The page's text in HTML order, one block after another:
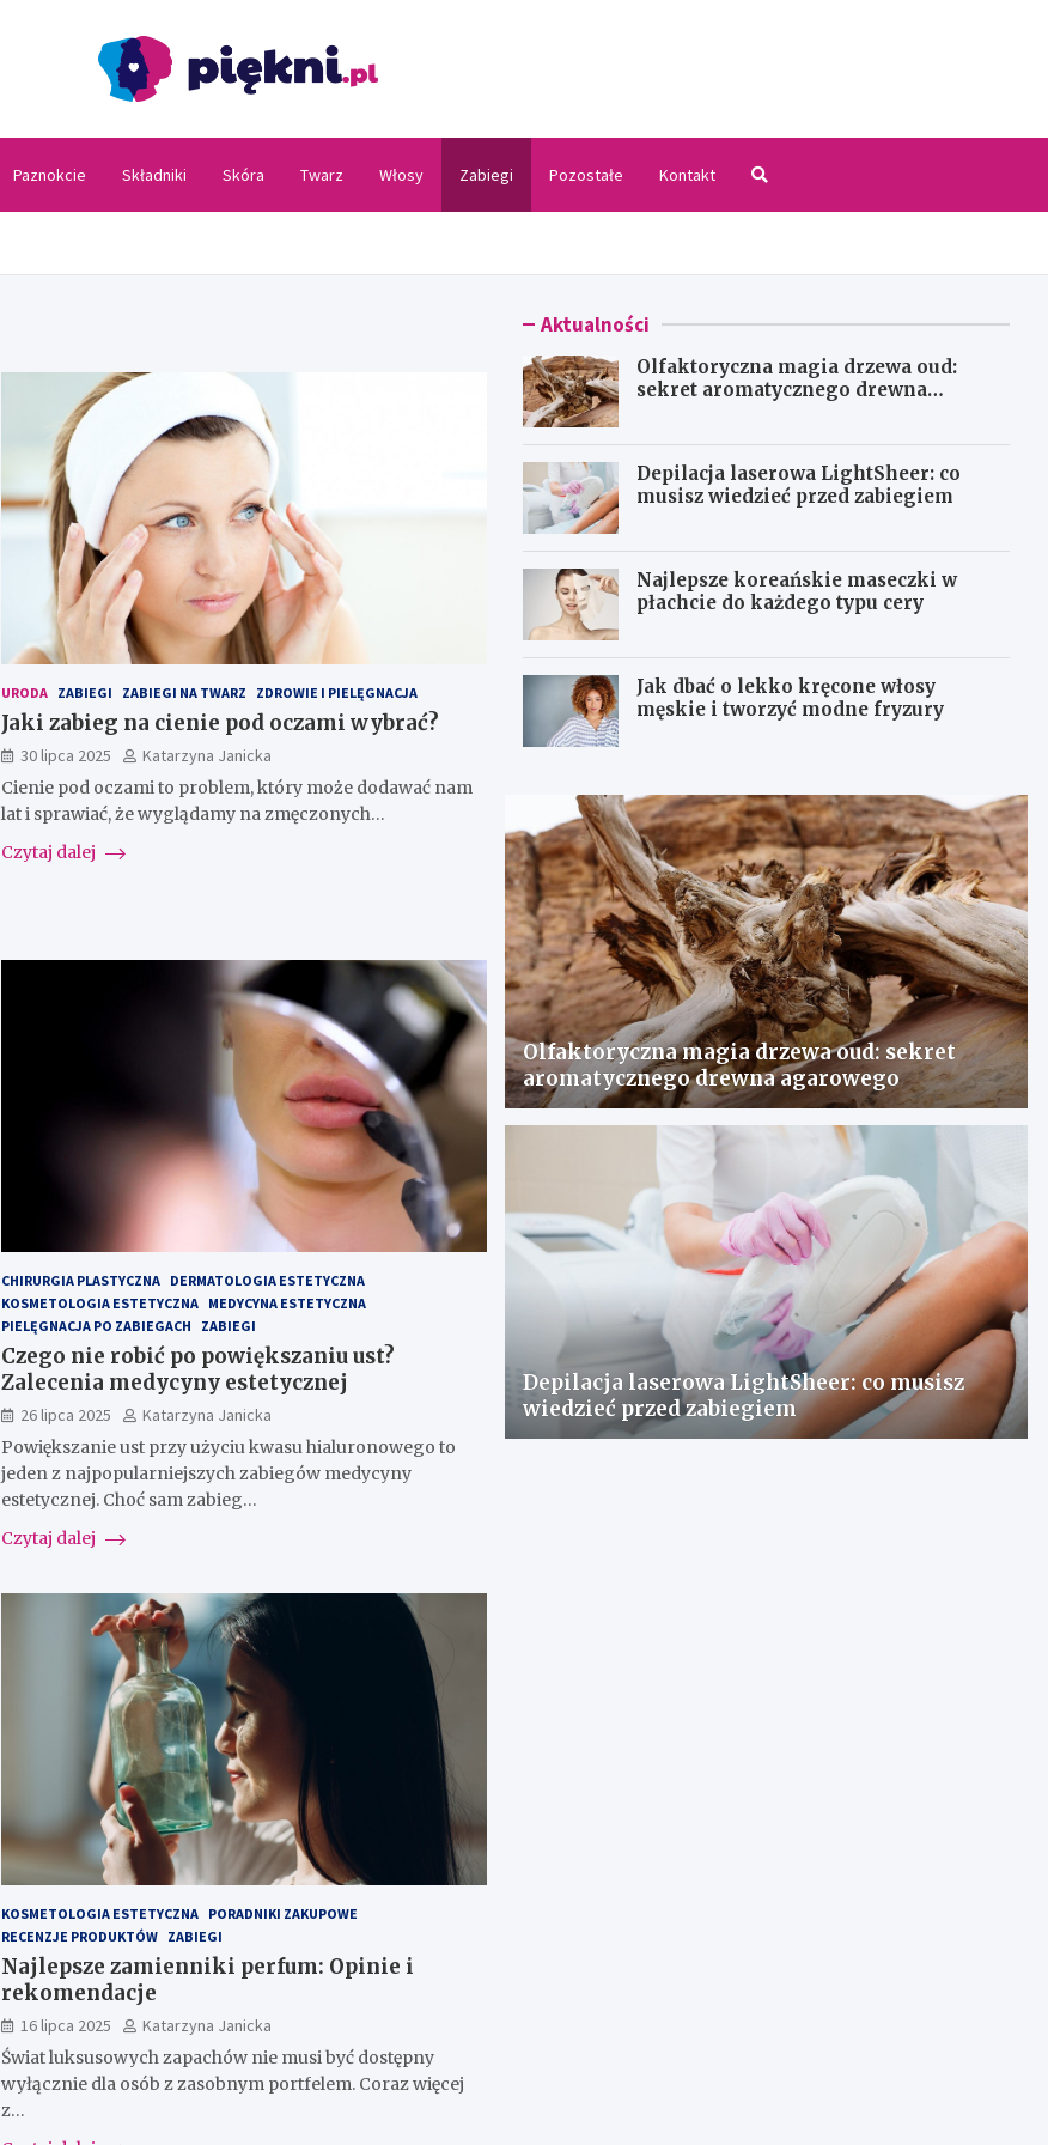
Paznokcie Składniki Skóra Twarz Włosy Zabiegi Pozostałe Kontakt
URODA ZABIEGI ZABIEGI NA TWARZ ZDROWIE I PIELĘGNACJA
Jaki zabieg na cienie pod oczami wybrać?
30 lipca 2025
Katarzyna Janicka
Cienie pod oczami to problem, który może dodawać nam
lat i sprawiać, że wyglądamy na zmęczonych…
Czytaj dalej
CHIRURGIA PLASTYCZNA
DERMATOLOGIA ESTETYCZNA
KOSMETOLOGIA ESTETYCZNA
MEDYCYNA ESTETYCZNA
PIELĘGNACJA PO ZABIEGACH
ZABIEGI
Czego nie robić po powiększaniu ust?
Zalecenia medycyny estetycznej
26 lipca 2025
Katarzyna Janicka
Powiększanie ust przy użyciu kwasu hialuronowego to
jeden z najpopularniejszych zabiegów medycyny
estetycznej. Choć sam zabieg…
Czytaj dalej
KOSMETOLOGIA ESTETYCZNA
PORADNIKI ZAKUPOWE
RECENZJE PRODUKTÓW
ZABIEGI
Najlepsze zamienniki perfum: Opinie i
rekomendacje
16 lipca 2025
Katarzyna Janicka
Świat luksusowych zapachów nie musi być dostępny
wyłącznie dla osób z zasobnym portfelem. Coraz więcej
z…
Aktualności
Olfaktoryczna magia drzewa oud:
sekret aromatycznego drewna
Depilacja laserowa LightSheer: co
musisz wiedzieć przed zabiegiem
Najlepsze koreańskie maseczki w
płachcie do każdego typu cery
Jak dbać o lekko kręcone włosy
męskie i tworzyć modne fryzury
Olfaktoryczna magia drzewa oud: sekret
aromatycznego drewna agarowego
Depilacja laserowa LightSheer: co musisz
wiedzieć przed zabiegiem